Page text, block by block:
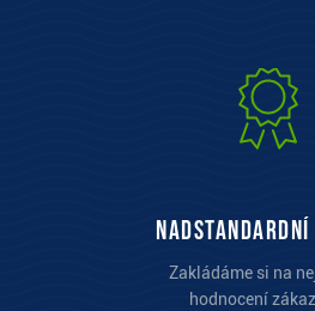
Zakládáme si na
hodnocení